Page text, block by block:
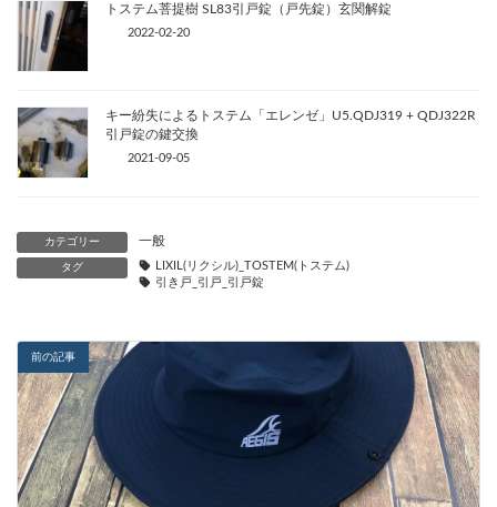
トステム菩提樹 SL83引戸錠（戸先錠）玄関解錠
2022-02-20
キー紛失によるトステム「エレンゼ」U5.QDJ319 + QDJ322R
引戸錠の鍵交換
2021-09-05
カテゴリー 一般
タグ
LIXIL(リクシル)_TOSTEM(トステム)
引き戸_引戸_引戸錠
前の記事